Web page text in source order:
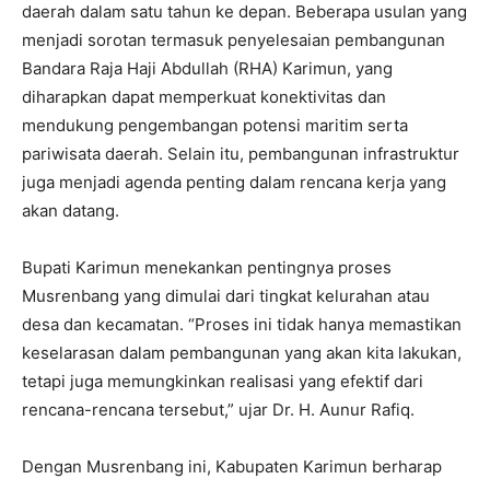
daerah dalam satu tahun ke depan. Beberapa usulan yang
menjadi sorotan termasuk penyelesaian pembangunan
Bandara Raja Haji Abdullah (RHA) Karimun, yang
diharapkan dapat memperkuat konektivitas dan
mendukung pengembangan potensi maritim serta
pariwisata daerah. Selain itu, pembangunan infrastruktur
juga menjadi agenda penting dalam rencana kerja yang
akan datang.
Bupati Karimun menekankan pentingnya proses
Musrenbang yang dimulai dari tingkat kelurahan atau
desa dan kecamatan. “Proses ini tidak hanya memastikan
keselarasan dalam pembangunan yang akan kita lakukan,
tetapi juga memungkinkan realisasi yang efektif dari
rencana-rencana tersebut,” ujar Dr. H. Aunur Rafiq.
Dengan Musrenbang ini, Kabupaten Karimun berharap